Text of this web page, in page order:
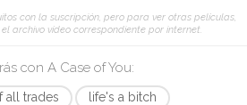
con la suscripción, pero para ver otras películas,
archivo vídeo correspondiente por internet.
conA Case of You:
all trades
life's a bitch